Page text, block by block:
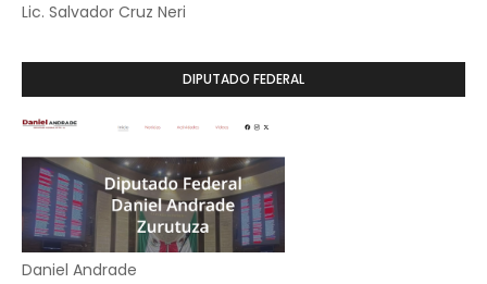
Lic. Salvador Cruz Neri
DIPUTADO FEDERAL
Daniel Andrade